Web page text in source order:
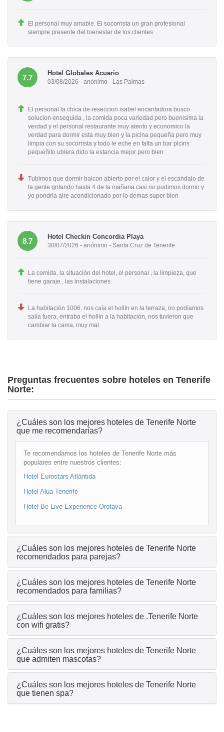
El personal muy amable. El socorrista un gran profesional
siempre presente del bienestar de los clientes
7.7
Hotel Globales Acuario
03/08/2026 - anónimo - Las Palmas
El personal la chica de reseccion isabel encantadora busco
solucion ensequida , la comida poca variedad pero buenisima la
verdad y el personal restaurante muy atento y economico la
verdad para dormir esta muy bien y la picina pequeña pero muy
limpia con su socorrista y todo le eche en falta un bar picins
pequeñito ubiera dido la estancia mejor pero bien
Tubimos que dormir balcon abierto por el calor y el escandalo de
la gente gritando hasta 4 de la mañana casi no pudimos dormir y
yo pondria aire acondicionado por lo demas super bien
8.7
Hotel Checkin Concordia Playa
30/07/2026 - anónimo - Santa Cruz de Tenerife
La comida, la situación del hotel, el personal , la limpieza, que
tiene garaje , las instalaciones
La habitación 1006, nos caía el hollín en la terraza, no podíamos
salía fuera, entraba el hollín a la habitación, nos tuvieron que
cambiar la cama, muy mal
Preguntas frecuentes sobre hoteles en Tenerife
Norte:
¿Cuáles son los mejores hoteles de Tenerife Norte
que me recomendarías?
Te recomendamos los hoteles de Tenerife Norte más
populares entre nuestros clientes:
Hotel Eurostars Atlántida
Hotel Alua Tenerife
Hotel Be Live Experience Orotava
¿Cuáles son los mejores hoteles de Tenerife Norte
recomendados para parejas?
¿Cuáles son los mejores hoteles de Tenerife Norte
recomendados para familias?
¿Cuáles son los mejores hoteles de .Tenerife Norte
con wifi gratis?
¿Cuáles son los mejores hoteles de Tenerife Norte
que admiten mascotas?
¿Cuáles son los mejores hoteles de Tenerife Norte
que tienen spa?